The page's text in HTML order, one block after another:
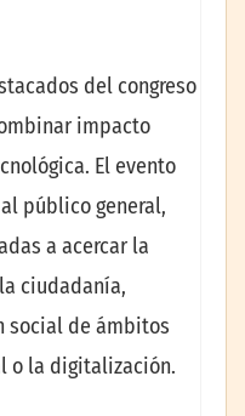
del congreso
impacto
El evento
público general,
a acercar la
ciudadanía,
social de ámbitos
o la digitalización.